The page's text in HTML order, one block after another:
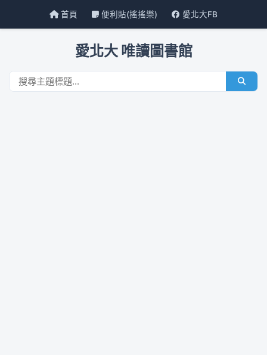
首頁 便利貼(搖搖樂) 愛北大FB
愛北大 唯讀圖書館